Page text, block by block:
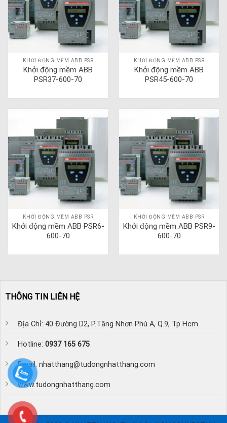
KHỞI ĐỘNG MỀM ABB PSR
Khởi động mềm ABB
PSR37-600-70
KHỞI ĐỘNG MỀM ABB PSR
Khởi động mềm ABB
PSR45-600-70
KHỞI ĐỘNG MỀM ABB PSR
Khởi động mềm ABB PSR6-
600-70
KHỞI ĐỘNG MỀM ABB PSR
Khởi động mềm ABB PSR9-
600-70
THÔNG TIN LIÊN HỆ
Địa Chỉ: 40 Đường D2, P.Tăng Nhơn Phú A, Q.9, Tp Hcm
Hotline: 0937 165 675
Email: nhatthang@tudongnhatthang.com
www.tudongnhatthang.com